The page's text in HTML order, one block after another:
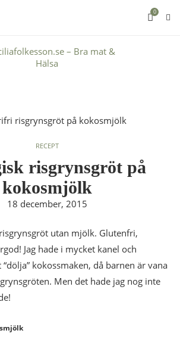
0
RECEPT
risgrynsgröt på
kokosmjölk
18 december, 2015
utan mjölk. Glutenfri,
Jag hade i mycket kanel och
kokossmaken, då barnen är vana
Men det hade jag nog inte